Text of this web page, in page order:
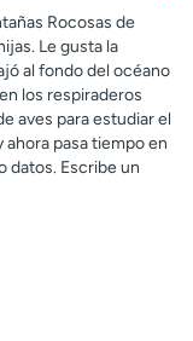
Rocosas de
Le gusta la
al fondo del océano
los respiraderos
aves para estudiar el
pasa tiempo en
datos. Escribe un